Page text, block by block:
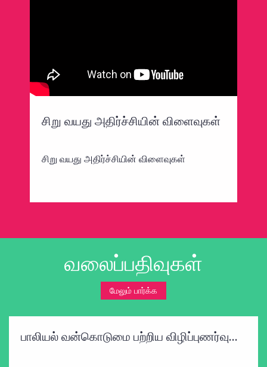
சிறு வயது அதிர்ச்சியின் விளைவுகள்
சிறு வயது அதிர்ச்சியின் விளைவுகள்
வலைப்பதிவுகள்
மேலும் பார்க்க
பாலியல் வன்கொடுமை பற்றிய விழிப்புணர்வு...